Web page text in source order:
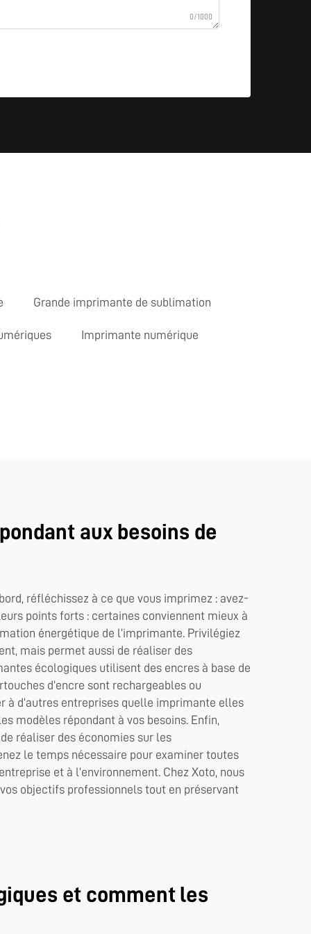
0/1000
Grande imprimante de sublimation
Imprimante numérique
aux besoins de
réfléchissez à ce que vous imprimez : avez-
points forts : certaines conviennent mieux à
énergétique de l’imprimante. Privilégiez
mais permet aussi de réaliser des
écologiques utilisent des encres à base de
d’encre sont rechargeables ou
à d’autres entreprises quelle imprimante elles
modèles répondant à vos besoins. Enfin,
réaliser des économies sur les
le temps nécessaire pour examiner toutes
et à l’environnement. Chez Xoto, nous
objectifs professionnels tout en préservant
et comment les